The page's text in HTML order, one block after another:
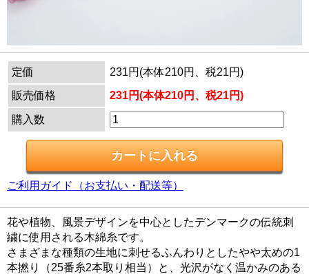
定価
231円(本体210円、税21円)
販売価格
231円(本体210円、税21円)
購入数
ご利用ガイド（お支払い・配送等）
花や植物、風景デザインを中心としたデンマークの伝統刺
繍に使用される木綿糸です。
さまざまな種類の生地に刺せるふんわりとしたやや太めの1
本撚り（25番糸2本取り相当）と、光沢がなく温かみのある